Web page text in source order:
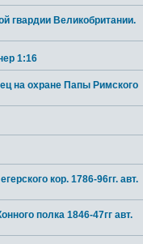
гвардии Великобритании.
1:16
на охране Папы Римского
кор. 1786-96гг. авт.
полка 1846-47гг авт.